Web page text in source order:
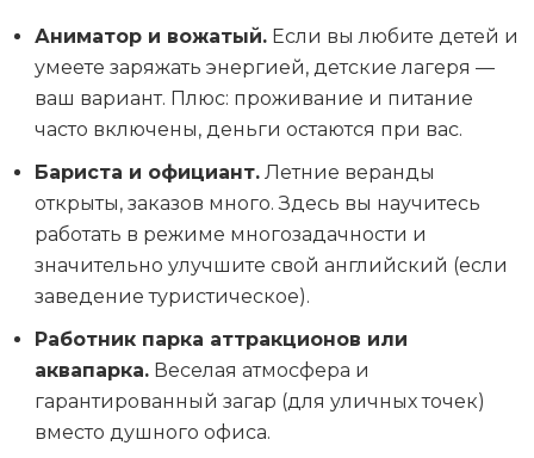
Аниматор и вожатый.Если вы любите детей и
умеете заряжать энергией, детские лагеря —
ваш вариант. Плюс: проживание и питание
часто включены, деньги остаются при вас.
Бариста и официант.Летние веранды
открыты, заказов много. Здесь вы научитесь
работать в режиме многозадачности и
значительно улучшите свой английский (если
заведение туристическое).
Работник парка аттракционов или
аквапарка.Веселая атмосфера и
гарантированный загар (для уличных точек)
вместо душного офиса.